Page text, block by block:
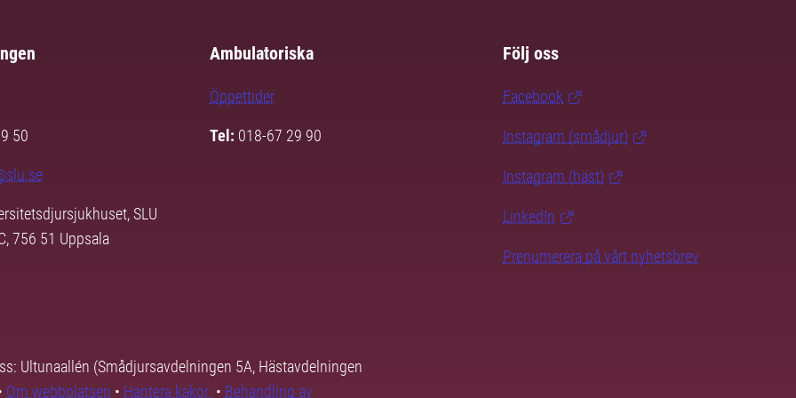
50
SLU
756 51 Uppsala
Ambulatoriska
Öppettider
Tel: 018-67 29 90
Följ oss
Facebook
Instagram (smådjur)
Instagram (häst)
LinkedIn
Prenumerera på vårt nyhetsbrev
Ultunaallén (Smådjursavdelningen 5A, Hästavdelningen
Om webbplatsen • Hantera kakor • Behandling av